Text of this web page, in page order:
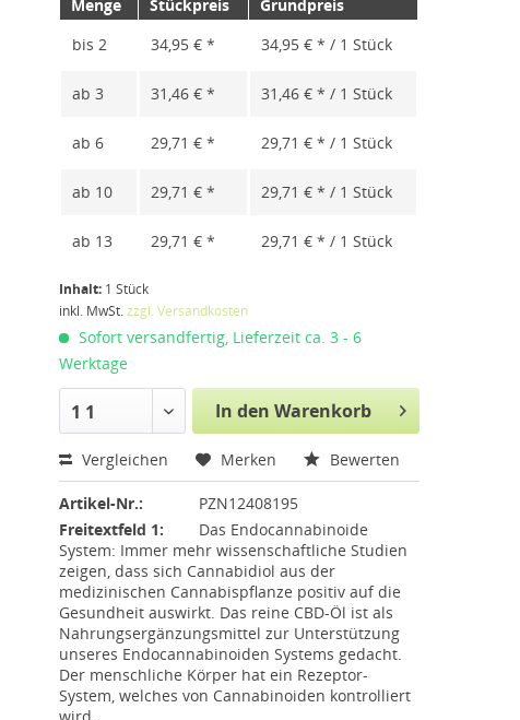
Menge Stückpreis
Grundpreis
bis2 34,95 € * 34,95 € * / 1 Stück
ab3 31,46 € * 31,46 € * / 1 Stück
ab6 29,71 € * 29,71 € * / 1 Stück
ab 10 29,71 € * 29,71 € * / 1 Stück
ab 13 29,71 € * 29,71 € * / 1 Stück
Inhalt: 1 Stück
inkl. MwSt.zzgl. Versandkosten
Sofort versandfertig, Lieferzeit ca. 3 - 6
Werktage
1 1 In den Warenkorb
Vergleichen Merken Bewerten
Artikel-Nr.:
PZN12408195
Freitextfeld 1:
Das Endocannabinoide
System: Immer mehr wissenschaftliche Studien
zeigen, dass sich Cannabidiol aus der
medizinischen Cannabispflanze positiv auf die
Gesundheit auswirkt. Das reine CBD-Öl ist als
Nahrungsergänzungsmittel zur Unterstützung
unseres Endocannabinoiden Systems gedacht.
Der menschliche Körper hat ein Rezeptor-
System, welches von Cannabinoiden kontrolliert